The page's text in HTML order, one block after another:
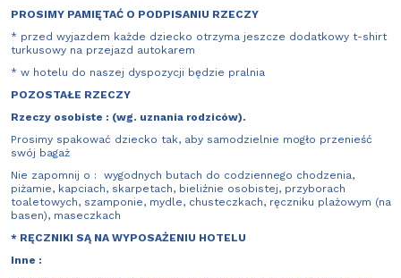
PROSIMY PAMIĘTAĆ O PODPISANIU RZECZY
* przed wyjazdem każde dziecko otrzyma jeszcze dodatkowy t-shirt
turkusowy na przejazd autokarem
* w hotelu do naszej dyspozycji będzie pralnia
POZOSTAŁE RZECZY
Rzeczy osobiste : (wg. uznania rodziców).
Prosimy spakować dziecko tak, aby samodzielnie mogło przenieść
swój bagaż
Nie zapomnij o : wygodnych butach do codziennego chodzenia,
piżamie, kapciach, skarpetach, bieliźnie osobistej, przyborach
toaletowych, szamponie, mydle, chusteczkach, ręczniku plażowym (na
basen), maseczkach
* RĘCZNIKI SĄ NA WYPOSAŻENIU HOTELU
Inne :